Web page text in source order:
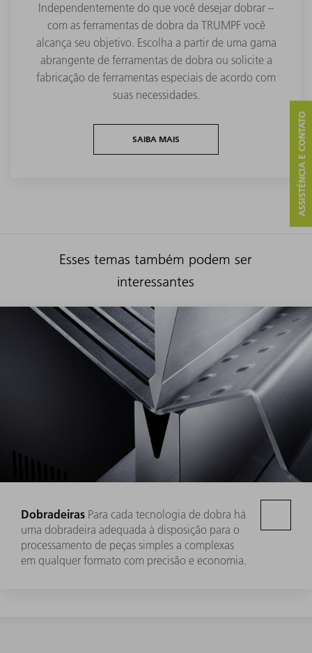
Independentemente do que você desejar dobrar –
com as ferramentas de dobra da TRUMPF você
alcança seu objetivo. Escolha a partir de uma gama
abrangente de ferramentas de dobra ou solicite a
fabricação de ferramentas especiais de acordo com
suas necessidades.
SAIBA MAIS
Esses temas também podem ser
interessantes
Dobradeiras Para cada tecnologia de dobra há
uma dobradeira adequada à disposição para o
processamento de peças simples a complexas
em qualquer formato com precisão e economia.
ASSISTÊNCIA E CONTATO